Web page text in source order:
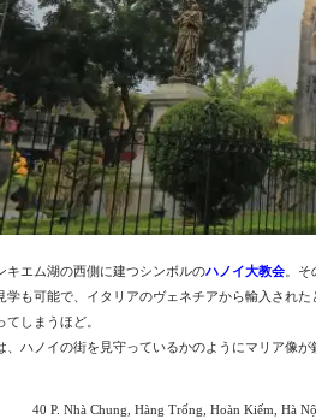
キエム湖の西側に建つシンボルのハノイ大教会。そ
学も可能で、イタリアのヴェネチアから輸入され
てしまうほど。
、ハノイの街を見守っているかのようにマリア像が
40 P. Nhà Chung, Hàng Trống, Hoàn Kiếm, Hà